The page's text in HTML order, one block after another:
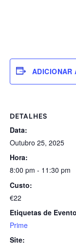
ADICIONAR
DETALHES
Data:
Outubro 25, 2025
Hora:
8:00 pm - 11:30 pm
Custo:
€22
Etiquetas de
Prime
Site: